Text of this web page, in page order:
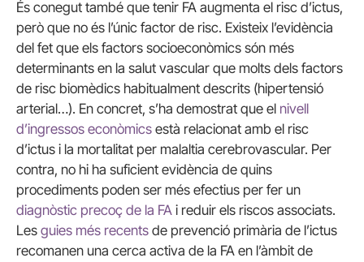
És conegut també que tenir FA augmenta el risc d’ictus,
però que no és l’únic factor de risc. Existeix l’evidència
del fet que els factors socioeconòmics són més
determinants en la salut vascular que molts dels factors
de risc biomèdics habitualment descrits (hipertensió
arterial…). En concret, s’ha demostrat que el nivell
d’ingressos econòmics està relacionat amb el risc
d’ictus i la mortalitat per malaltia cerebrovascular. Per
contra, no hi ha suficient evidència de quins
procediments poden ser més efectius per fer un
diagnòstic precoç de la FA i reduir els riscos associats.
Les guies més recents de prevenció primària de l’ictus
recomanen una cerca activa de la FA en l’àmbit de